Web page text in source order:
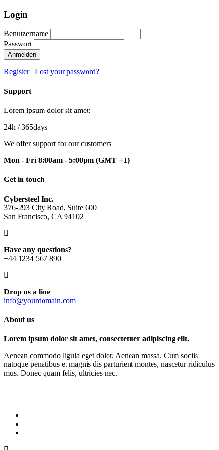
Login
Benutzername
Passwort
Anmelden
Register| Lost your password?
Support
Lorem ipsum dolor sit amet:
24h / 365days
We offer support for our customers
Mon - Fri 8:00am - 5:00pm (GMT +1)
Get in touch
Cybersteel Inc.
376-293 City Road, Suite 600
San Francisco, CA 94102
Have any questions?
+44 1234 567 890
Drop us a line
info@yourdomain.com
About us
Lorem ipsum dolor sit amet, consectetuer adipiscing elit.
Aenean commodo ligula eget dolor. Aenean massa. Cum sociis
natoque penatibus et magnis dis parturient montes, nascetur ridiculus
mus. Donec quam felis, ultricies nec.